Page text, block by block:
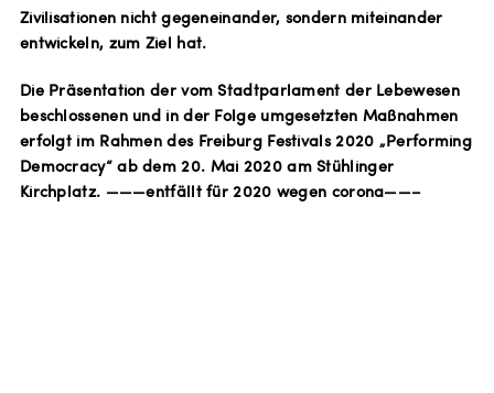
Zivilisationen nicht gegeneinander, sondern miteinander
entwickeln, zum Ziel hat.
Die Präsentation der vom Stadtparlament der Lebewesen
beschlossenen und in der Folge umgesetzten Maßnahmen
erfolgt im Rahmen des Freiburg Festivals 2020 „Performing
Democracy“ ab dem 20. Mai 2020 am Stühlinger
Kirchplatz. ———entfällt für 2020 wegen corona——–